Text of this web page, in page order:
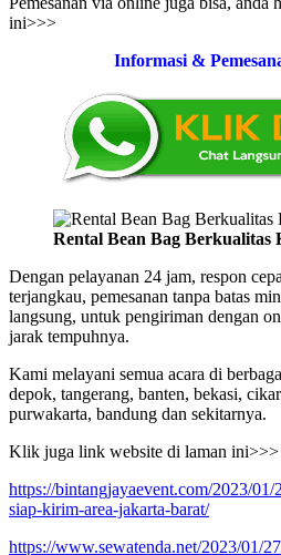
ini>>>
Informasi &
Rental Bean Bag Berkualitas
Dengan pelayanan 24 jam, respon
terjangkau, pemesanan tanpa batas
langsung, untuk pengiriman dengan
jarak tempuhnya.
Kami melayani semua acara di
depok, tangerang, banten, bekasi,
purwakarta, bandung dan sekitarnya.
Klik juga link website di laman ini>>>
https://bintangjayaevent.com/2023/01/
siap-kirim-area-jakarta-barat/
https://www.sewatenda.net/2023/01/